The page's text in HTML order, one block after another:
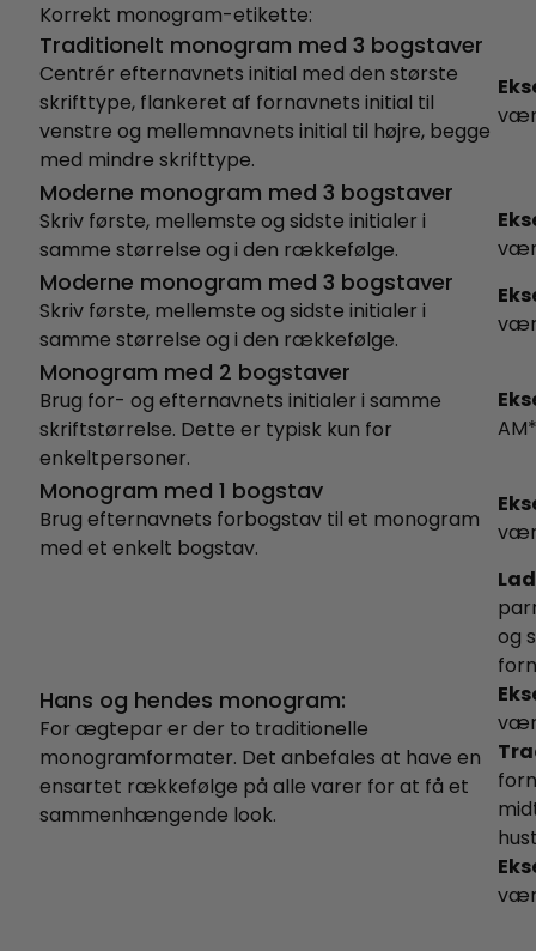
Korrekt monogram-etikette:
Traditionelt monogram med 3 bogstaver
Centrér efternavnets initial med den største
skrifttype, flankeret af fornavnets initial til
venstre og mellemnavnets initial til højre, begge
med mindre skrifttype.
Moderne monogram med 3 bogstaver
Skriv første, mellemste og sidste initialer i
samme størrelse og i den rækkefølge.
Moderne monogram med 3 bogstaver
Skriv første, mellemste og sidste initialer i
samme størrelse og i den rækkefølge.
Monogram med 2 bogstaver
Brug for- og efternavnets initialer i samme
skriftstørrelse. Dette er typisk kun for
enkeltpersoner.
Monogram med 1 bogstav
Brug efternavnets forbogstav til et monogram
med et enkelt bogstav.
Hans og hendes monogram:
For ægtepar er der to traditionelle
monogramformater. Det anbefales at have en
ensartet rækkefølge på alle varer for at få et
sammenhængende look.
og